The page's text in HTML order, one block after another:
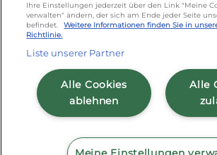
Cookie Richtlinie Sitemap/
Impressum
AGB
Ihre Einstellungen jederzeit über den Link "Meine
verwalten" ändern, der sich am Ende jeder Seite
befindet.
Weitere Informationen finden Sie in
Richtlinie.
Liste unserer Partner
Alle
Alle Cookies
ablehnen